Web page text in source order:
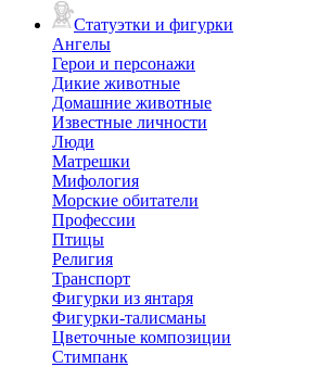
Статуэтки и фигурки
Ангелы
Герои и персонажи
Дикие животные
Домашние животные
Известные личности
Люди
Матрешки
Мифология
Морские обитатели
Профессии
Птицы
Религия
Транспорт
Фигурки из янтаря
Фигурки-талисманы
Цветочные композиции
Стимпанк